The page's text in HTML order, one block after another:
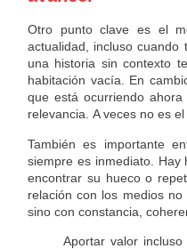
Otro punto clave es el
actualidad, incluso cuando
una historia sin contexto
habitación vacía. En
que está ocurriendo
relevancia. A veces no es
También es importante
siempre es inmediato. Hay
encontrar su hueco o
relación con los medios
sino con constancia,
Aportar valor